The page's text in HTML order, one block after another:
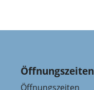
Öffnungszeiten
Öffnungszeiten